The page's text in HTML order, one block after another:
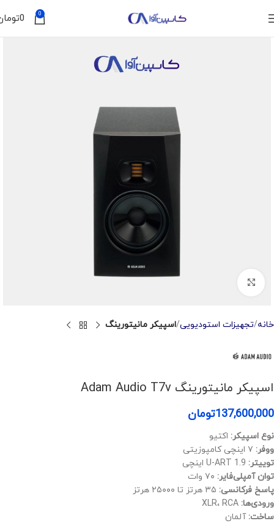
0
0
خانه تجهیزات استودیویی اسپیکر مانیتورینگ
اسپیکر مانیتورینگ Adam Audio T7v
137,600,000تومان
نوع اسپیکر: اکتیو
ووفر:
توییتر:
توان آمپلی‌فایر:
پاسخ فرکانسی:
ورودی‌ها:
ساخت: آلمان